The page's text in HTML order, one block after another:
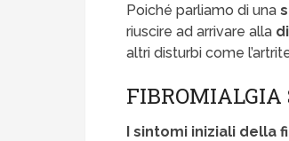
Poiché parliamo di una
riuscire ad arrivare alla
altri disturbi come
I sintomi iniziali della